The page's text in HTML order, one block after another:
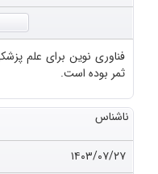
فناوری نوین برای علم
ثمر بوده است.
ناشناس
۱۴۰۳/۰۷/۲۷